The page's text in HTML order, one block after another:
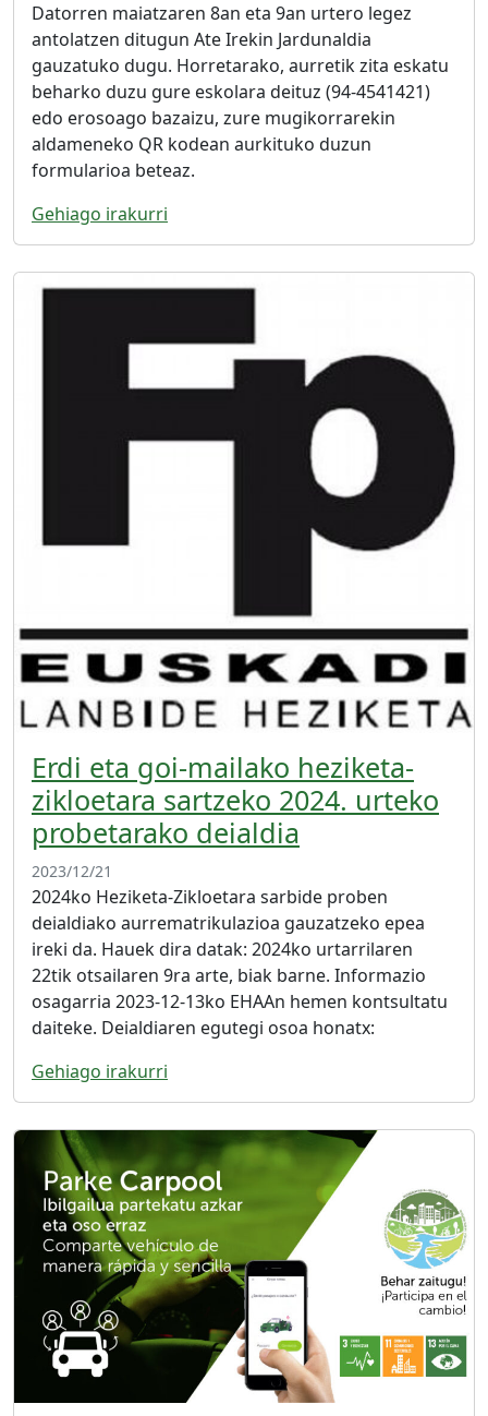
Datorren maiatzaren 8an eta 9an urtero legez
antolatzen ditugun Ate Irekin Jardunaldia
gauzatuko dugu. Horretarako, aurretik zita eskatu
beharko duzu gure eskolara deituz (94-4541421)
edo erosoago bazaizu, zure mugikorrarekin
aldameneko QR kodean aurkituko duzun
formularioa beteaz.
Gehiago irakurri
Erdi eta goi-mailako heziketa-
zikloetara sartzeko 2024. urteko
probetarako deialdia
2023/12/21
2024ko Heziketa-Zikloetara sarbide proben
deialdiako aurrematrikulazioa gauzatzeko epea
ireki da. Hauek dira datak: 2024ko urtarrilaren
22tik otsailaren 9ra arte, biak barne. Informazio
osagarria 2023-12-13ko EHAAn hemen kontsultatu
daiteke. Deialdiaren egutegi osoa honatx:
Gehiago irakurri